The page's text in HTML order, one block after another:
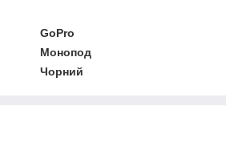
GoPro
Монопод
Чорний